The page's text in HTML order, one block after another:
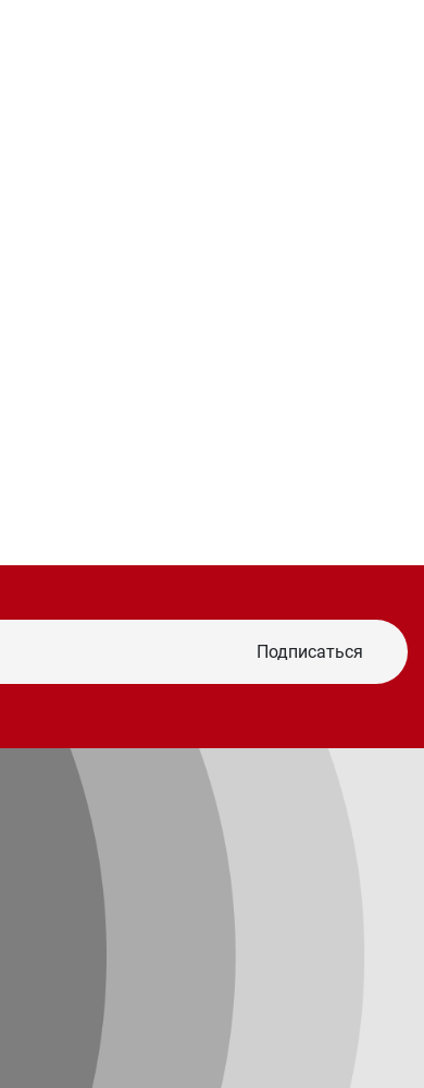
Подписаться